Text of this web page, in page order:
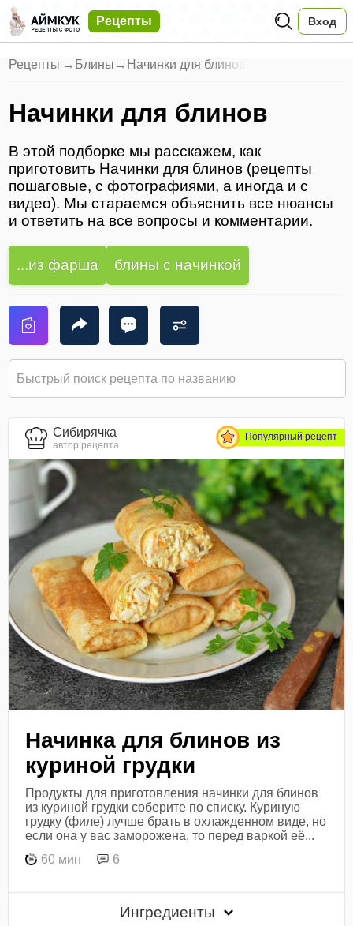
Рецепты Вход
Рецепты → Блины → Начинки для блинов
Начинки для блинов
В этой подборке мы расскажем, как
приготовить Начинки для блинов (рецепты
пошаговые, с фотографиями, а иногда и с
видео). Мы стараемся объяснить все нюансы
и ответить на все вопросы и комментарии.
...из фарша блины с начинкой
Сибирячка
автор рецепта
Популярный рецепт
Начинка для блинов из
куриной грудки
Продукты для приготовления начинки для блинов
из куриной грудки соберите по списку. Куриную
грудку (филе) лучше брать в охлажденном виде, но
если она у вас заморожена, то перед варкой её...
60 мин
6
Ингредиенты